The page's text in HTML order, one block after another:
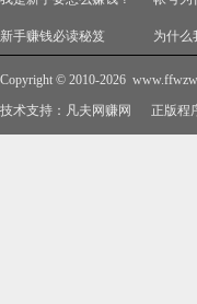
新手赚钱必读秘笈 为什么
Copyright © 2010-2026
技术支持： 凡夫网赚网 正版程